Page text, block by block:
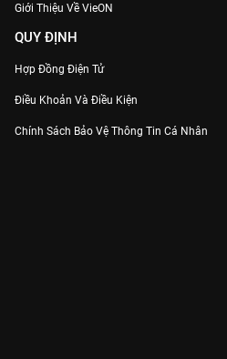
Giới Thiệu Về VieON
QUY ĐỊNH
Hợp Đồng Điện Tử
Điều Khoản Và Điều Kiện
Chính Sách Bảo Vệ Thông Tin Cá Nhân